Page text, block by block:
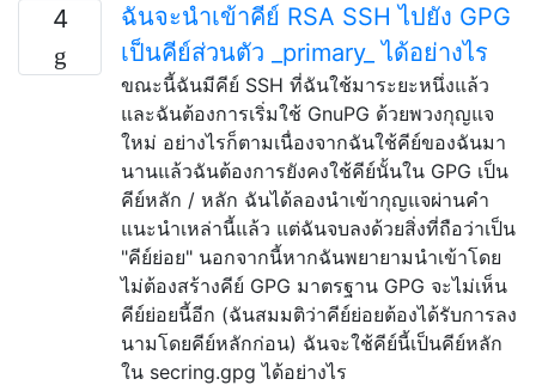
4
ฉันจะนำเข้าคีย์ RSA SSH ไปยัง GPG
เป็นคีย์ส่วนตัว _primary_ ได้อย่างไร
ขณะนี้ฉันมีคีย์ SSH ที่ฉันใช้มาระยะหนึ่งแล้ว
และฉันต้องการเริ่มใช้ GnuPG ด้วยพวงกุญแจ
ใหม่ อย่างไรก็ตามเนื่องจากฉันใช้คีย์ของฉันมา
นานแล้วฉันต้องการยังคงใช้คีย์นั้นใน GPG เป็น
คีย์หลัก / หลัก ฉันได้ลองนำเข้ากุญแจผ่านคำ
แนะนำเหล่านี้แล้ว แต่ฉันจบลงด้วยสิ่งที่ถือว่าเป็น
"คีย์ย่อย" นอกจากนี้หากฉันพยายามนำเข้าโดย
ไม่ต้องสร้างคีย์ GPG มาตรฐาน GPG จะไม่เห็น
คีย์ย่อยนี้อีก (ฉันสมมติว่าคีย์ย่อยต้องได้รับการลง
นามโดยคีย์หลักก่อน) ฉันจะใช้คีย์นี้เป็นคีย์หลัก
ใน secring.gpg ได้อย่างไร